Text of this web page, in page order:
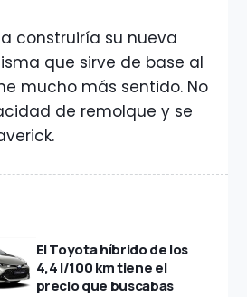
construiría su nueva
que sirve de base al
mucho más sentido. No
de remolque y se
El Toyota híbrido de los
4,4 l/100 km tiene el
precio que buscabas